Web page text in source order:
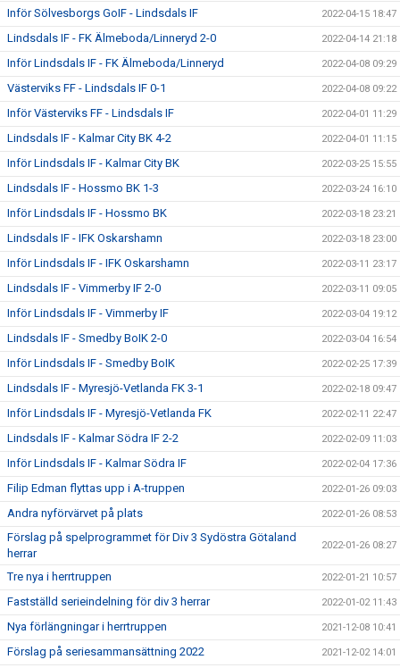
Inför Sölvesborgs GoIF - Lindsdals IF 2022-04-15 18:47
Lindsdals IF - FK Älmeboda/Linneryd 2-0 2022-04-14 21:18
Inför Lindsdals IF - FK Älmeboda/Linneryd 2022-04-08 09:29
Västerviks FF - Lindsdals IF 0-1 2022-04-08 09:22
Inför Västerviks FF - Lindsdals IF 2022-04-01 11:29
Lindsdals IF - Kalmar City BK 4-2 2022-04-01 11:15
Inför Lindsdals IF - Kalmar City BK 2022-03-25 15:55
Lindsdals IF - Hossmo BK 1-3 2022-03-24 16:10
Inför Lindsdals IF - Hossmo BK 2022-03-18 23:21
Lindsdals IF - IFK Oskarshamn 2022-03-18 23:00
Inför Lindsdals IF - IFK Oskarshamn 2022-03-11 23:17
Lindsdals IF - Vimmerby IF 2-0 2022-03-11 09:05
Inför Lindsdals IF - Vimmerby IF 2022-03-04 19:12
Lindsdals IF - Smedby BoIK 2-0 2022-03-04 16:54
Inför Lindsdals IF - Smedby BoIK 2022-02-25 17:39
Lindsdals IF - Myresjö-Vetlanda FK 3-1 2022-02-18 09:47
Inför Lindsdals IF - Myresjö-Vetlanda FK 2022-02-11 22:47
Lindsdals IF - Kalmar Södra IF 2-2 2022-02-09 11:03
Inför Lindsdals IF - Kalmar Södra IF 2022-02-04 17:36
Filip Edman flyttas upp i A-truppen 2022-01-26 09:03
Andra nyförvärvet på plats 2022-01-26 08:53
Förslag på spelprogrammet för Div 3 Sydöstra Götaland
herrar
2022-01-26 08:27
Tre nya i herrtruppen 2022-01-21 10:57
Fastställd serieindelning för div 3 herrar 2022-01-02 11:43
Nya förlängningar i herrtruppen 2021-12-08 10:41
Förslag på seriesammansättning 2022 2021-12-02 14:01